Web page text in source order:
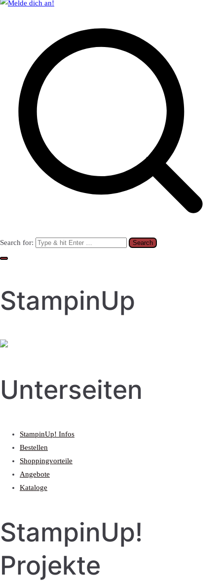
Search for:
StampinUp
Unterseiten
StampinUp! Infos
Bestellen
Shoppingvorteile
Angebote
Kataloge
StampinUp!
Projekte